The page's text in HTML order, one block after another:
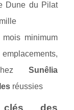
Dune du Pilat
minimum
chez Sunêlia
réussies